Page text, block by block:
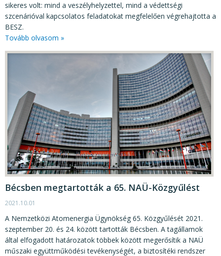
sikeres volt: mind a veszélyhelyzettel, mind a védettségi
szcenárióval kapcsolatos feladatokat megfelelően végrehajtotta a
BESZ.
Tovább olvasom »
Bécsben megtartották a 65. NAÜ-Közgyűlést
2021.10.01
A Nemzetközi Atomenergia Ügynökség 65. Közgyűlését 2021.
szeptember 20. és 24. között tartották Bécsben. A tagállamok
által elfogadott határozatok többek között megerősítik a NAÜ
műszaki együttműködési tevékenységét, a biztosítéki rendszer